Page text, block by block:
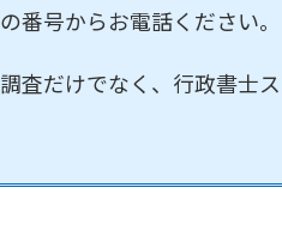
の番号からお電話ください。
調査だけでなく、行政書士